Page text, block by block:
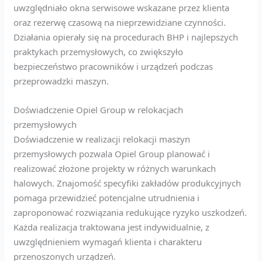
uwzględniało okna serwisowe wskazane przez klienta
oraz rezerwę czasową na nieprzewidziane czynności.
Działania opierały się na procedurach BHP i najlepszych
praktykach przemysłowych, co zwiększyło
bezpieczeństwo pracowników i urządzeń podczas
przeprowadzki maszyn.
Doświadczenie Opiel Group w relokacjach
przemysłowych
Doświadczenie w realizacji relokacji maszyn
przemysłowych pozwala Opiel Group planować i
realizować złożone projekty w różnych warunkach
halowych. Znajomość specyfiki zakładów produkcyjnych
pomaga przewidzieć potencjalne utrudnienia i
zaproponować rozwiązania redukujące ryzyko uszkodzeń.
Każda realizacja traktowana jest indywidualnie, z
uwzględnieniem wymagań klienta i charakteru
przenoszonych urządzeń.